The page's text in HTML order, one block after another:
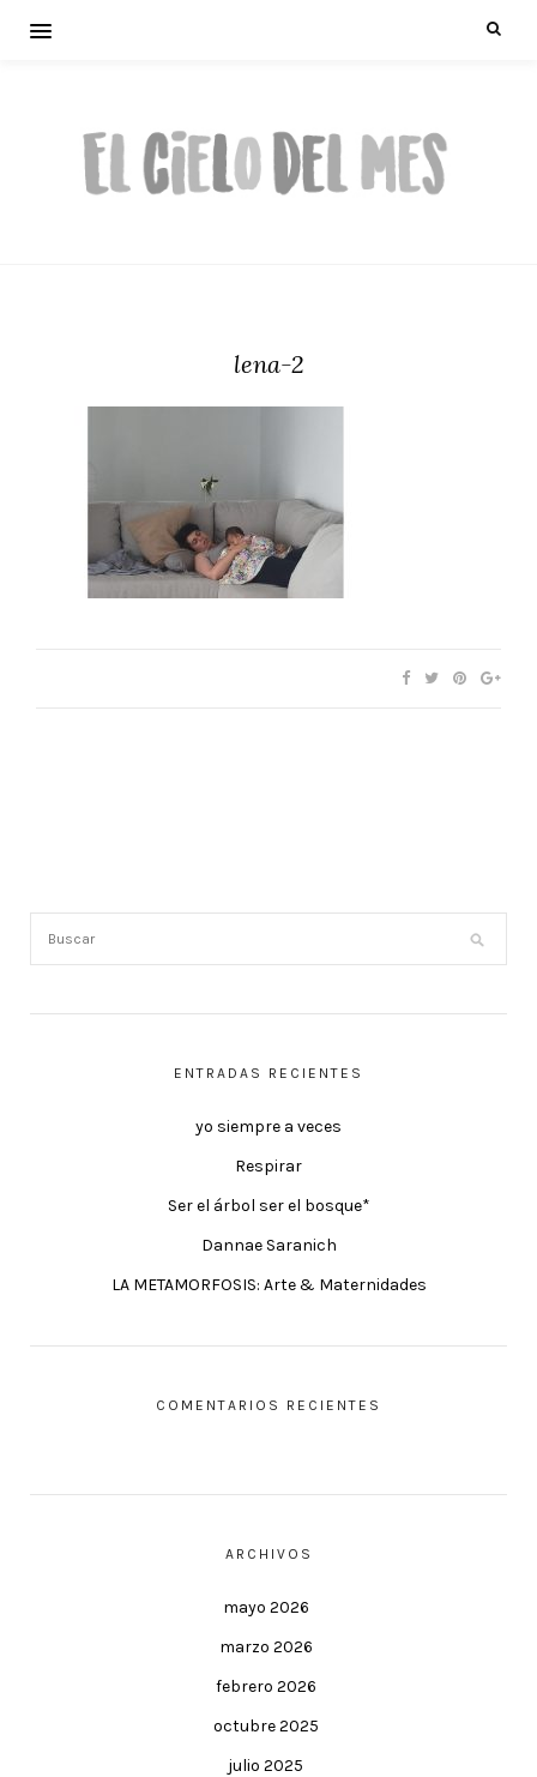
lena-2
ENTRADAS RECIENTES
yo siempre a veces
Respirar
Ser el árbol ser el bosque*
Dannae Saranich
LA METAMORFOSIS: Arte & Maternidades
COMENTARIOS RECIENTES
ARCHIVOS
mayo 2026
marzo 2026
febrero 2026
octubre 2025
julio 2025